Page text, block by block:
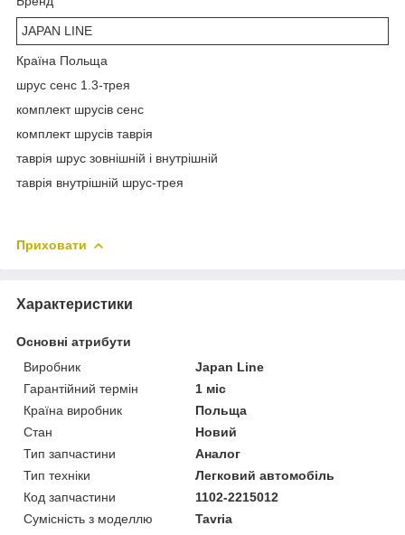
JAPAN LINE
Країна Польща
шрус сенс 1.3-трея
комплект шрусів сенс
комплект шрусів таврія
таврія шрус зовнішній і внутрішній
таврія внутрішній шрус-трея
Приховати
Характеристики
Основні атрибути
Виробник
Japan Line
Гарантійний термін
1 міс
Країна виробник
Польща
Стан
Новий
Тип запчастини
Аналог
Тип техніки
Легковий автомобіль
Код запчастини
1102-2215012
Сумісність з моделлю
Tavria